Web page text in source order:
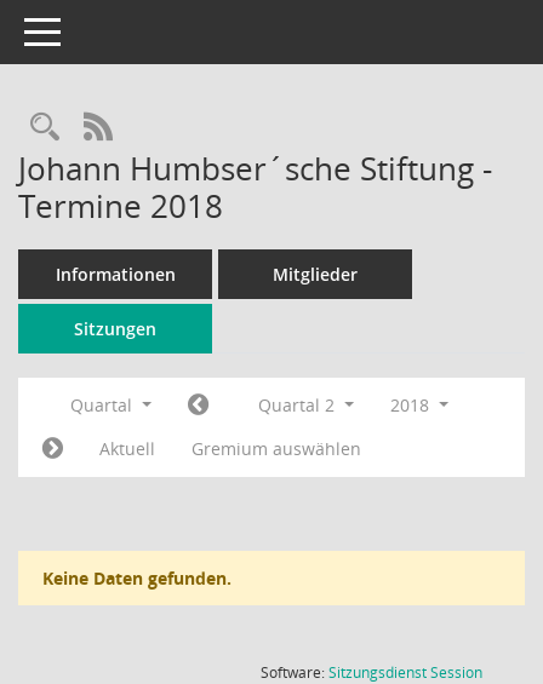
Toggle navigation
Rechercheauswahl
RSS-Feed
Johann Humbser´sche Stiftung -
Termine 2018
Informationen Mitglieder
Sitzungen
Quartal Quartal 2
2018
Aktuell
Gremium auswählen
Keine Daten gefunden.
Software:SitzungsdienstSession(Wird in